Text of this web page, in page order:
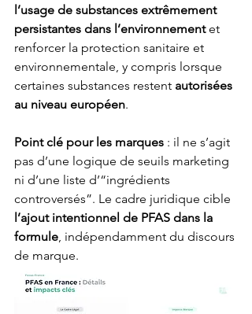
l’usage de substances extrêmement
persistantes dans l’environnement et
renforcer la protection sanitaire et
environnementale, y compris lorsque
certaines substances restent autorisées
au niveau européen.
Point clé pour les marques : il ne s’agit
pas d’une logique de seuils marketing
ni d’une liste d’“ingrédients
controversés”. Le cadre juridique cible
l’ajout intentionnel de PFAS dans la
formule, indépendamment du discours
de marque.